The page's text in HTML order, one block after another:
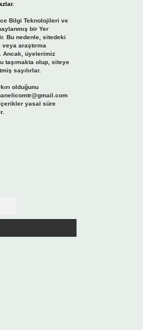
Bilgi Teknolojileri ve
bir Yer
Bu nedenle, sitedeki
araştırma
Ancak, üyelerimiz
taşımakta olup, siteye
sayılırlar.
olduğunu
yasal süre